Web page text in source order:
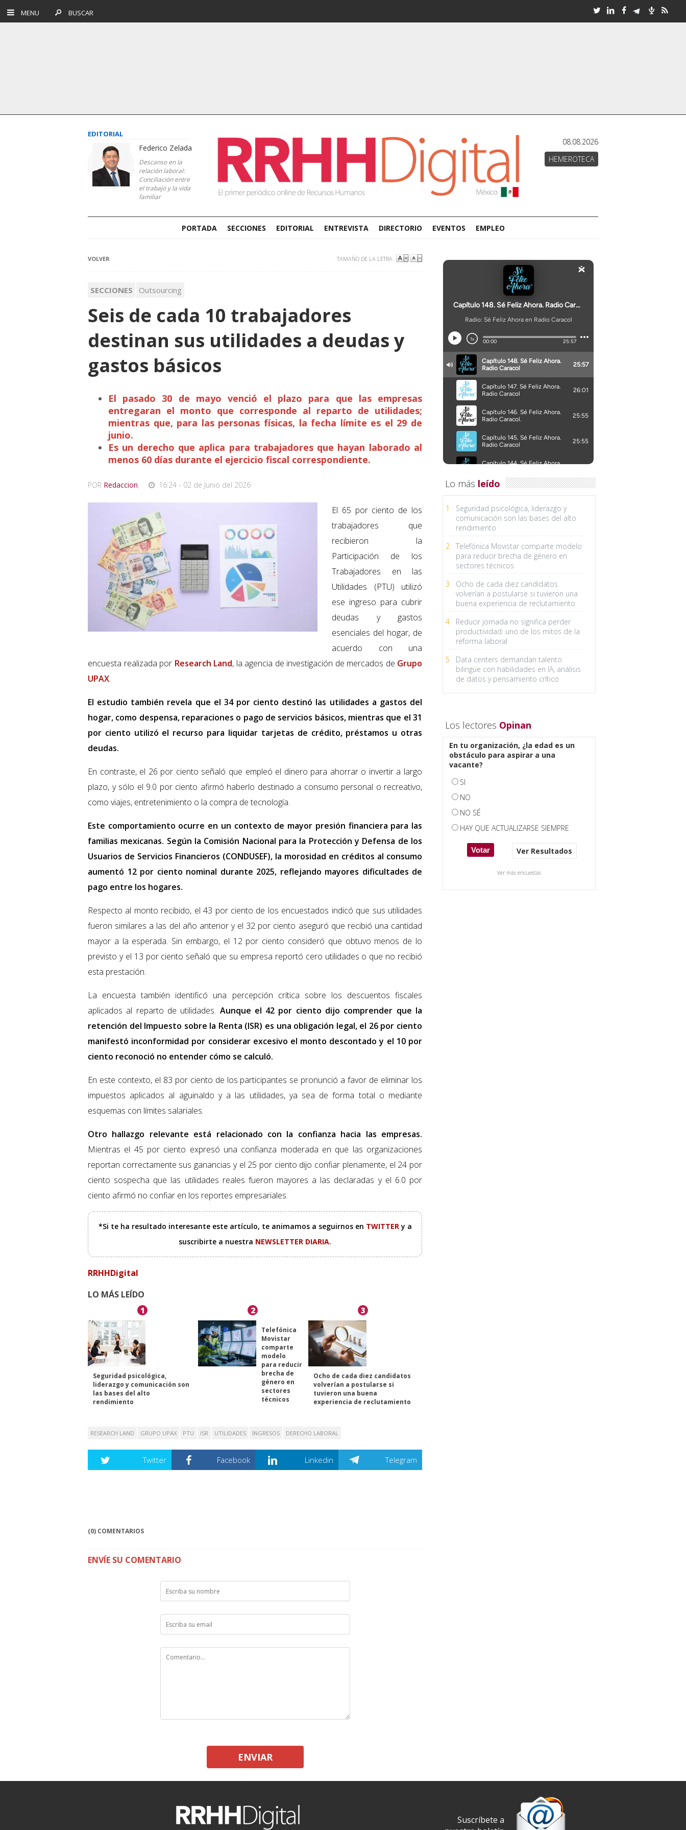
MENU BUSCAR
EDITORIAL
Federico Zelada
Descanso en la
relación laboral:
Conciliación entre
el trabajo y la vida
familiar
08.08.2026
HEMEROTECA
PORTADA SECCIONES EDITORIAL ENTREVISTA DIRECTORIO EVENTOS EMPLEO
VOLVER TAMAÑO DE LA LETRA
SECCIONES Outsourcing
Seis de cada 10 trabajadores
destinan sus utilidades a deudas y
gastos básicos
El pasado 30 de mayo venció el plazo para que las empresas
entregaran el monto que corresponde al reparto de utilidades;
mientras que, para las personas físicas, la fecha límite es el 29 de
junio.
Es un derecho que aplica para trabajadores que hayan laborado al
menos 60 días durante el ejercicio fiscal correspondiente.
POR Redaccion, 16:24 - 02 de Junio del 2026
El 65 por ciento de los
trabajadores que
recibieron la
Participación de los
Trabajadores en las
Utilidades (PTU) utilizó
ese ingreso para cubrir
deudas y gastos
esenciales del hogar, de
acuerdo con una
encuesta realizada por Research Land, la agencia de investigación de mercados de Grupo
UPAX.
El estudio también revela que el 34 por ciento destinó las utilidades a gastos del
hogar, como despensa, reparaciones o pago de servicios básicos, mientras que el 31
por ciento utilizó el recurso para liquidar tarjetas de crédito, préstamos u otras
deudas.
En contraste, el 26 por ciento señaló que empleó el dinero para ahorrar o invertir a largo
plazo, y sólo el 9.0 por ciento afirmó haberlo destinado a consumo personal o recreativo,
como viajes, entretenimiento o la compra de tecnología.
Este comportamiento ocurre en un contexto de mayor presión financiera para las
familias mexicanas. Según la Comisión Nacional para la Protección y Defensa de los
Usuarios de Servicios Financieros (CONDUSEF), la morosidad en créditos al consumo
aumentó 12 por ciento nominal durante 2025, reflejando mayores dificultades de
pago entre los hogares.
Respecto al monto recibido, el 43 por ciento de los encuestados indicó que sus utilidades
fueron similares a las del año anterior y el 32 por ciento aseguró que recibió una cantidad
mayor a la esperada. Sin embargo, el 12 por ciento consideró que obtuvo menos de lo
previsto y el 13 por ciento señaló que su empresa reportó cero utilidades o que no recibió
esta prestación.
La encuesta también identificó una percepción crítica sobre los descuentos fiscales
aplicados al reparto de utilidades. Aunque el 42 por ciento dijo comprender que la
retención del Impuesto sobre la Renta (ISR) es una obligación legal, el 26 por ciento
manifestó inconformidad por considerar excesivo el monto descontado y el 10 por
ciento reconoció no entender cómo se calculó.
En este contexto, el 83 por ciento de los participantes se pronunció a favor de eliminar los
impuestos aplicados al aguinaldo y a las utilidades, ya sea de forma total o mediante
esquemas con límites salariales.
Otro hallazgo relevante está relacionado con la confianza hacia las empresas.
Mientras el 45 por ciento expresó una confianza moderada en que las organizaciones
reportan correctamente sus ganancias y el 25 por ciento dijo confiar plenamente, el 24 por
ciento sospecha que las utilidades reales fueron mayores a las declaradas y el 6.0 por
ciento afirmó no confiar en los reportes empresariales.
*Si te ha resultado interesante este artículo, te animamos a seguirnos en TWITTERy a
suscribirte a nuestra NEWSLETTER DIARIA.
RRHHDigital
LO MÁS LEÍDO
1
Seguridad psicológica,
liderazgo y comunicación son
las bases del alto
rendimiento
2
Telefónica
Movistar
comparte
modelo
para reducir
brecha de
género en
sectores
técnicos
3
Ocho de cada diez candidatos
volverían a postularse si
tuvieron una buena
experiencia de reclutamiento
RESEARCH LAND GRUPO UPAX PTU ISR UTILIDADES INGRESOS DERECHO LABORAL
Twitter Facebook Linkedin Telegram
(0) COMENTARIOS
ENVÍE SU COMENTARIO
ENVIAR
Lo más leído
1
Seguridad psicológica, liderazgo y
comunicación son las bases del alto
rendimiento
2
Telefónica Movistar comparte modelo
para reducir brecha de género en
sectores técnicos
3
Ocho de cada diez candidatos
volverían a postularse si tuvieron una
buena experiencia de reclutamiento
4
Reducir jornada no significa perder
productividad: uno de los mitos de la
reforma laboral
5
Data centers demandan talento
bilingüe con habilidades en IA, análisis
de datos y pensamiento crítico
Los lectores Opinan
En tu organización, ¿la edad es un
obstáculo para aspirar a una
vacante?
SI
NO
NO SÉ
HAY QUE ACTUALIZARSE SIEMPRE
Ver Resultados
Ver más encuestas
Suscríbete a